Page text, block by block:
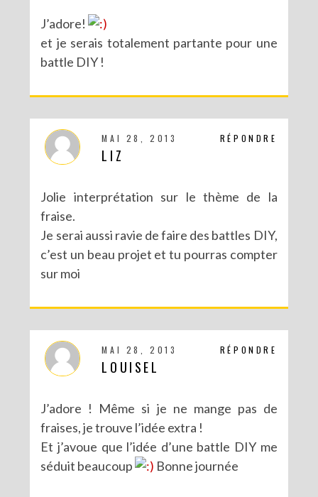
J’adore!
et je serais totalement partante pour une
battle DIY !
RÉPONDRE
MAI 28, 2013
LIZ
Jolie interprétation sur le thème de la
fraise.
Je serai aussi ravie de faire des battles DIY,
c’est un beau projet et tu pourras compter
sur moi
RÉPONDRE
MAI 28, 2013
LOUISEL
J’adore ! Même si je ne mange pas de
fraises, je trouve l’idée extra !
Et j’avoue que l’idée d’une battle DIY me
séduit beaucoup
Bonne journée